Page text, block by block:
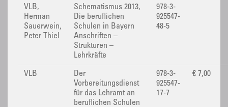
VLB,
Herman
Sauerwein,
Peter Thiel
Schematismus 2013,
Die beruflichen
Schulen in Bayern
Anschriften –
Strukturen –
Lehrkräfte
978-3-
925547-
48-5
VLB
Der
Vorbereitungsdienst
für das Lehramt an
beruflichen Schulen
978-3-
925547-
17-7
€ 7,00